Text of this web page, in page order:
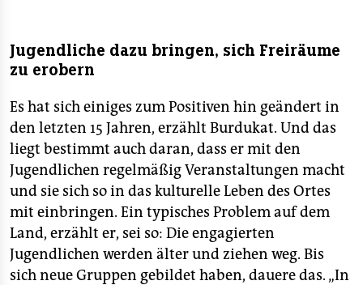
Jugendliche dazu bringen, sich Freiräume
zu erobern
Es hat sich einiges zum Positiven hin geändert in
den letzten 15 Jahren, erzählt Burdukat. Und das
liegt bestimmt auch daran, dass er mit den
Jugendlichen regelmäßig Veranstaltungen macht
und sie sich so in das kulturelle Leben des Ortes
mit einbringen. Ein typisches Problem auf dem
Land, erzählt er, sei so: Die engagierten
Jugendlichen werden älter und ziehen weg. Bis
sich neue Gruppen gebildet haben, dauere das. „In